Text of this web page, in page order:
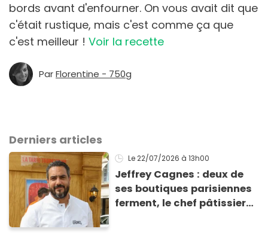
bords avant d'enfourner. On vous avait dit que
c'était rustique, mais c'est comme ça que
c'est meilleur ! Voir la recette
ParFlorentine - 750g
Derniers articles
Le 22/07/2026 à 13h00
Jeffrey Cagnes : deux de
ses boutiques parisiennes
ferment, le chef pâtissier